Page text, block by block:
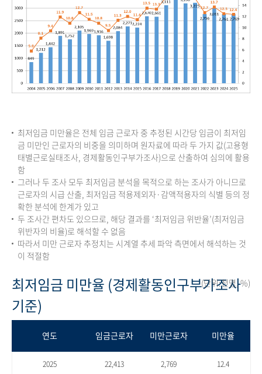
최저임금 미만율은 전체 임금 근로자 중 추정된 시간당 임금이 최저임
금 미만인 근로자의 비중을 의미하며 원자료에 따라 두 가지 값(고용형
태별근로실태조사, 경제활동인구부가조사)으로 산출하여 심의에 활용
함
그러나 두 조사 모두 최저임금 분석을 목적으로 하는 조사가 아니므로
근로자의 시급 산출, 최저임금 적용제외자·감액적용자의 식별 등의 정
확한 분석에 한계가 있고
두 조사간 편차도 있으므로, 해당 결과를 ‘최저임금 위반율’(최저임금
위반자의 비율)로 해석할 수 없음
따라서 미만 근로자 추정치는 시계열 추세 파악 측면에서 해석하는 것
이 적절함
최저임금 미만율 (경제활동인구부가조사
기준)
(단위:천명, %)
연도 임금근로자 미만근로자 미만율
2025 22,413 2,769 12.4